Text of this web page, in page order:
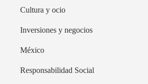
Cultura y ocio
Inversiones y negocios
México
Responsabilidad Social